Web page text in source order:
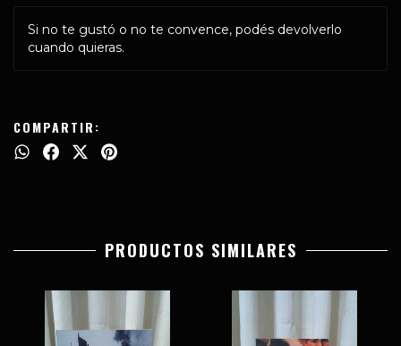
Si no te gustó o no te convence, podés devolverlo
cuando quieras.
COMPARTIR:
PRODUCTOS SIMILARES